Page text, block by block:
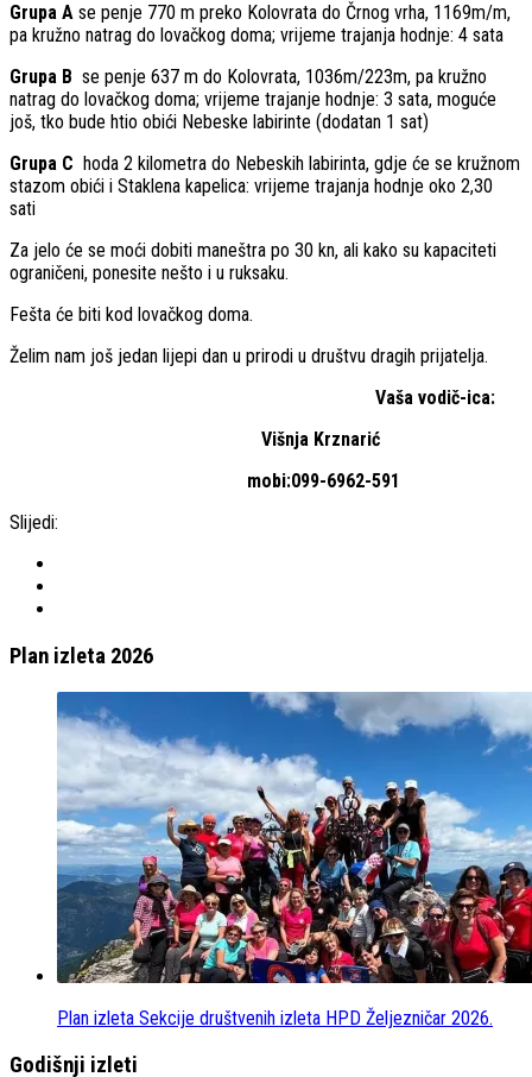
Grupa A se penje 770 m preko Kolovrata do Črnog vrha, 1169m/m,
pa kružno natrag do lovačkog doma; vrijeme trajanja hodnje: 4 sata
Grupa B se penje 637 m do Kolovrata, 1036m/223m, pa kružno
natrag do lovačkog doma; vrijeme trajanje hodnje: 3 sata, moguće
još, tko bude htio obići Nebeske labirinte (dodatan 1 sat)
Grupa C hoda 2 kilometra do Nebeskih labirinta, gdje će se kružnom
stazom obići i Staklena kapelica: vrijeme trajanja hodnje oko 2,30
sati
Za jelo će se moći dobiti maneštra po 30 kn, ali kako su kapaciteti
ograničeni, ponesite nešto i u ruksaku.
Fešta će biti kod lovačkog doma.
Želim nam još jedan lijepi dan u prirodi u društvu dragih prijatelja.
Vaša vodič-ica:
Višnja Krznarić
mobi:099-6962-591
Slijedi:
Plan izleta 2026
Plan izleta Sekcije društvenih izleta HPD Željezničar 2026.
Godišnji izleti